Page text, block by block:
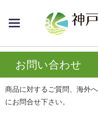
toggle
お問い合わせ
商品に対するご質問、海外
にお問合せ下さい。